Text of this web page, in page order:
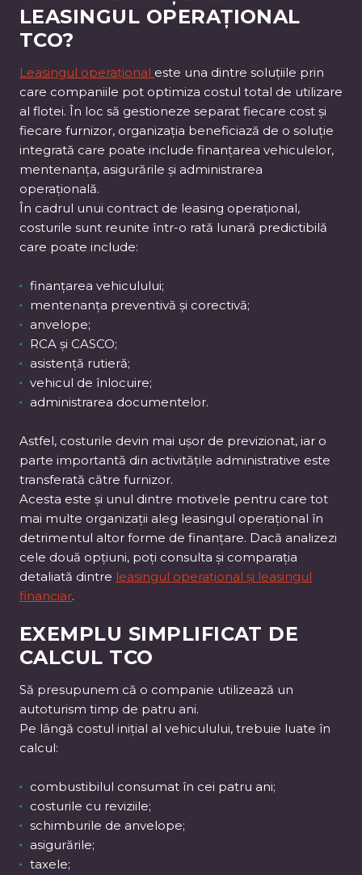
LEASINGUL OPERAȚIONAL
TCO?
Leasingul operațional este una dintre soluțiile prin
care companiile pot optimiza costul total de utilizare
al flotei. În loc să gestioneze separat fiecare cost și
fiecare furnizor, organizația beneficiază de o soluție
integrată care poate include finanțarea vehiculelor,
mentenanța, asigurările și administrarea
operațională.
În cadrul unui contract de leasing operațional,
costurile sunt reunite într-o rată lunară predictibilă
care poate include:
finanțarea vehiculului;
mentenanța preventivă și corectivă;
anvelope;
RCA și CASCO;
asistență rutieră;
vehicul de înlocuire;
administrarea documentelor.
Astfel, costurile devin mai ușor de previzionat, iar o
parte importantă din activitățile administrative este
transferată către furnizor.
Acesta este și unul dintre motivele pentru care tot
mai multe organizații aleg leasingul operațional în
detrimentul altor forme de finanțare. Dacă analizezi
cele două opțiuni, poți consulta și comparația
detaliată dintre leasingul operațional și leasingul
financiar.
EXEMPLU SIMPLIFICAT DE
CALCUL TCO
Să presupunem că o companie utilizează un
autoturism timp de patru ani.
Pe lângă costul inițial al vehiculului, trebuie luate în
calcul:
combustibilul consumat în cei patru ani;
costurile cu reviziile;
schimburile de anvelope;
asigurările;
taxele;